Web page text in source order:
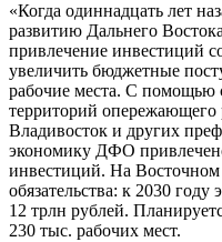
«Когда одиннадцать лет
развитию Дальнего
привлечение инвестиций
увеличить бюджетные
рабочие места. С
территорий опережающего
Владивосток и других
экономику ДФО
инвестиций. На
обязательства: к 2030 году
12 трлн рублей.
230 тыс. рабочих мест.